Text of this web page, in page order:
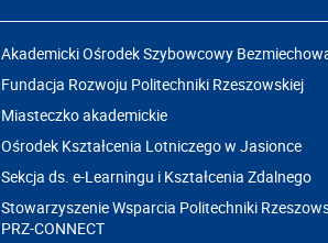
Akademicki Ośrodek Szybowcowy
Fundacja Rozwoju Politechniki Rzeszowskiej
Miasteczko akademickie
Ośrodek Kształcenia Lotniczego w Jasionce
Sekcja ds. e-Learningu i Kształcenia Zdalnego
Stowarzyszenie Wsparcia Politechniki
PRZ-CONNECT